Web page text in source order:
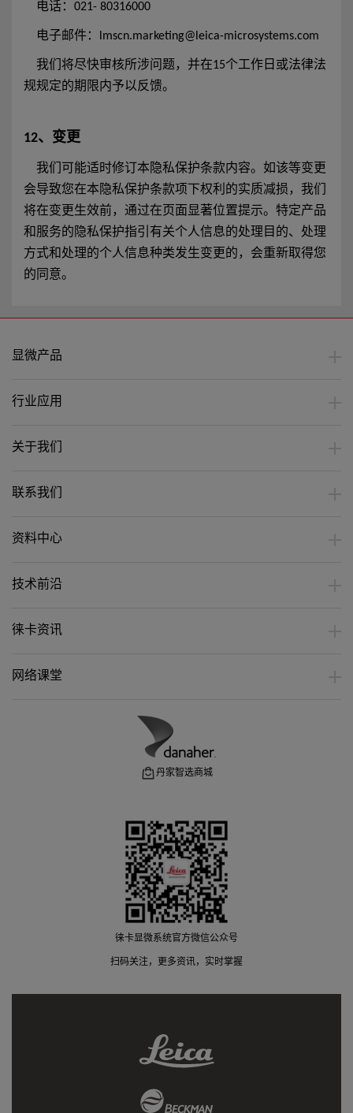
电话：021- 80316000
电子邮件：lmscn.marketing@leica-microsystems.com
我们将尽快审核所涉问题，并在15个工作日或法律法
规规定的期限内予以反馈。
12、变更
我们可能适时修订本隐私保护条款内容。如该等变更
会导致您在本隐私保护条款项下权利的实质减损，我们
将在变更生效前，通过在页面显著位置提示。特定产品
和服务的隐私保护指引有关个人信息的处理目的、处理
方式和处理的个人信息种类发生变更的，会重新取得您
的同意。
显微产品
行业应用
关于我们
联系我们
资料中心
技术前沿
徕卡资讯
网络课堂
丹家智选商城
徕卡显微系统官方微信公众号
扫码关注，更多资讯，实时掌握
Leica
Link